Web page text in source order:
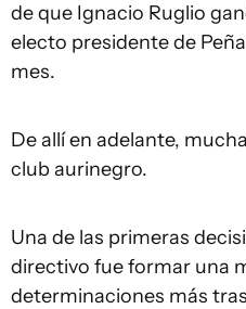
de que Ignacio Ruglio
electo presidente de
mes.
De allí en adelante,
club aurinegro.
Una de las primeras
directivo fue formar una
determinaciones más